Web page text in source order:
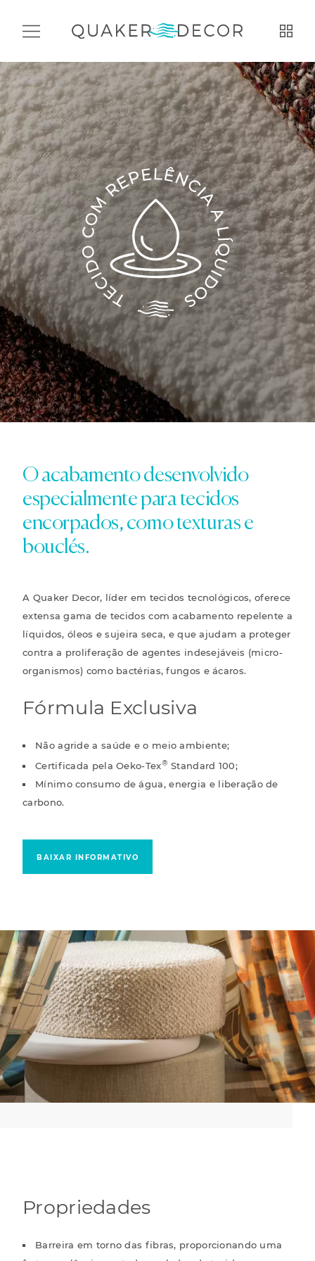
O acabamento desenvolvido
especialmente para tecidos
encorpados, como texturas e
bouclés.
A Quaker Decor, líder em tecidos tecnológicos, oferece
extensa gama de tecidos com acabamento repelente a
líquidos, óleos e sujeira seca, e que ajudam a proteger
contra a proliferação de agentes indesejáveis (micro-
organismos) como bactérias, fungos e ácaros.
Fórmula Exclusiva
Não agride a saúde e o meio ambiente;
Certificada pela Oeko-Tex® Standard 100;
Mínimo consumo de água, energia e liberação de
carbono.
BAIXAR INFORMATIVO
Propriedades
Barreira em torno das fibras, proporcionando uma